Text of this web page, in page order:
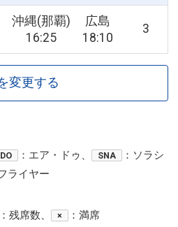
沖縄(那覇)
16:25
広島
18:10
3
変更する
：エア・ドゥ、 SNA
：ソラシ
ライヤー
：残席数、 ×
：満席